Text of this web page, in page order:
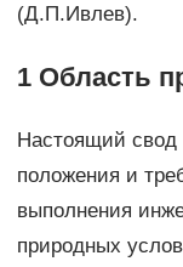
(Д.П.Ивлев).
1 Область
Настоящий свод
положения и
выполнения
природных